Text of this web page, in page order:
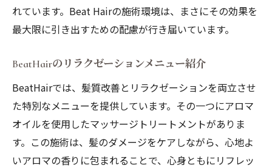
れています。Beat Hairの施術環境は、まさにその効果を
最大限に引き出すための配慮が行き届いています。
BeatHairのリラクゼーションメニュー紹介
BeatHairでは、髪質改善とリラクゼーションを両立させ
た特別なメニューを提供しています。その一つにアロマ
オイルを使用したマッサージトリートメントがありま
す。この施術は、髪のダメージをケアしながら、心地よ
いアロマの香りに包まれることで、心身ともにリフレッ